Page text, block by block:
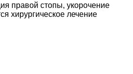
правой стопы, укорочение
хирургическое лечение